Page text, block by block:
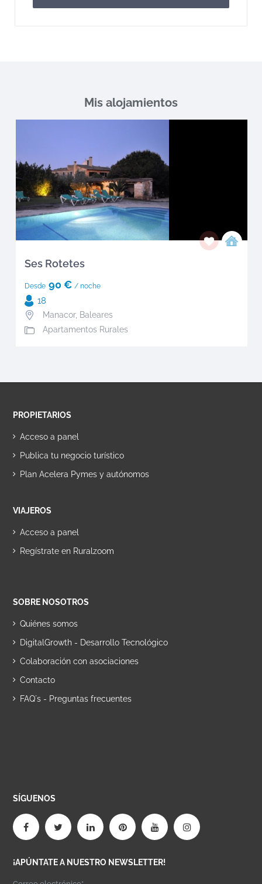
Mis alojamientos
Ses Rotetes
Desde 90 € / noche
18
Manacor, Baleares
Apartamentos Rurales
PROPIETARIOS
Acceso a panel
Publica tu negocio turístico
Plan Acelera Pymes y autónomos
VIAJEROS
Acceso a panel
Regístrate en Ruralzoom
SOBRE NOSOTROS
Quiénes somos
DigitalGrowth - Desarrollo Tecnológico
Colaboración con asociaciones
Contacto
FAQ´s - Preguntas frecuentes
SÍGUENOS
¡APÚNTATE A NUESTRO NEWSLETTER!